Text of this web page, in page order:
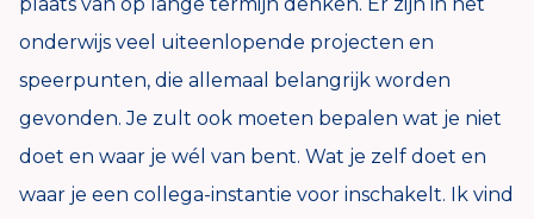
onderwijs veel uiteenlopende projecten en
speerpunten, die allemaal belangrijk worden
gevonden. Je zult ook moeten bepalen wat je niet
doet en waar je wél van bent. Wat je zelf doet en
waar je een collega-instantie voor inschakelt. Ik vind